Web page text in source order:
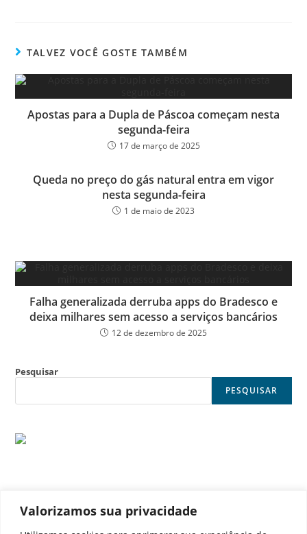
Valorizamos sua privacidade
ok er
TALVEZ VOCÊ GOSTE TAMBÉM
Apostas para a Dupla de Páscoa começam nesta
segunda-feira
17 de março de 2025
Queda no preço do gás natural entra em vigor
nesta segunda-feira
1 de maio de 2023
Falha generalizada derruba apps do Bradesco e
deixa milhares sem acesso a serviços bancários
12 de dezembro de 2025
Pesquisar
PESQUISAR